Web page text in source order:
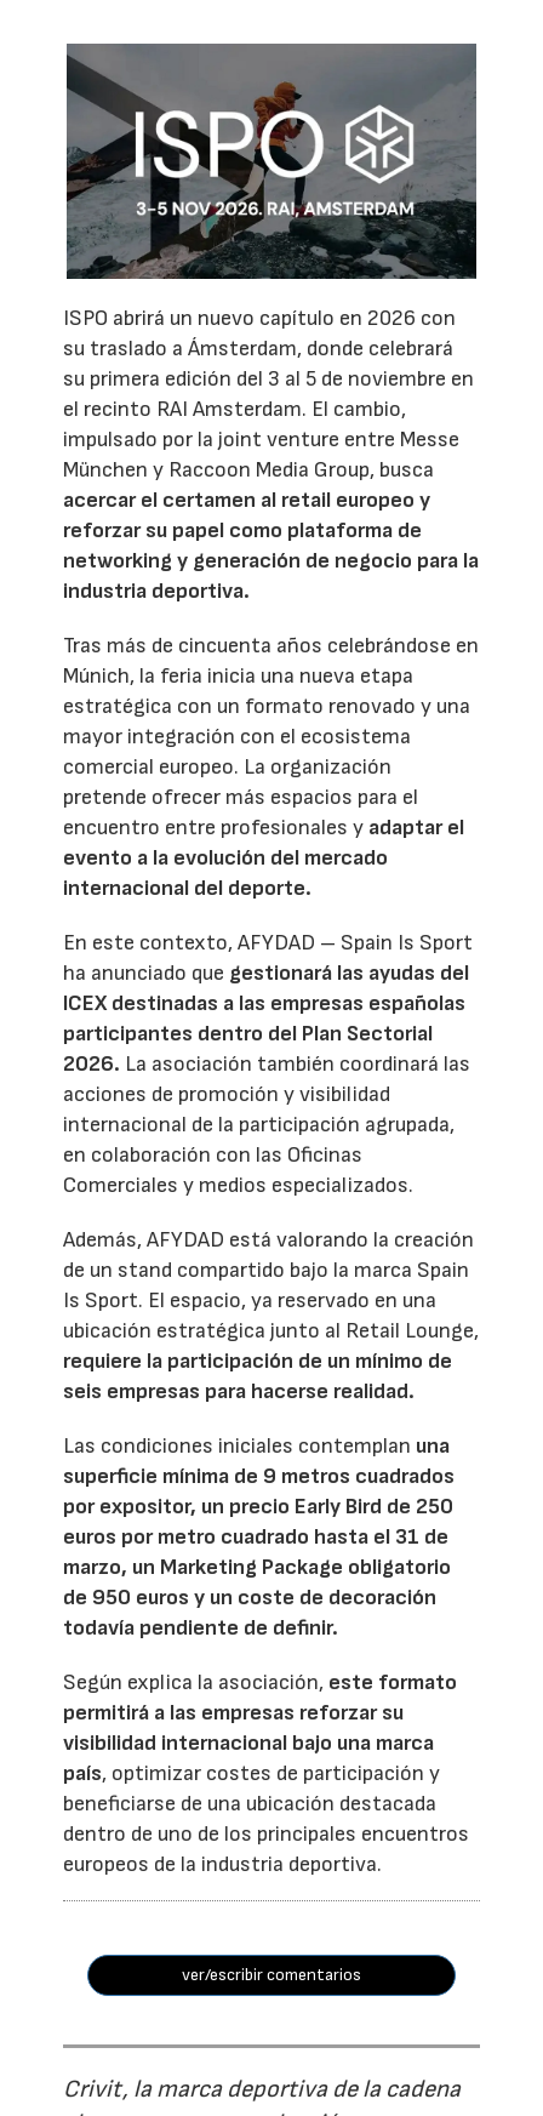
ISPO abrirá un nuevo capítulo en 2026 con
su traslado a Ámsterdam, donde celebrará
su primera edición del 3 al 5 de noviembre en
el recinto RAI Amsterdam. El cambio,
impulsado por la joint venture entre Messe
München y Raccoon Media Group, busca
acercar el certamen al retail europeo y
reforzar su papel como plataforma de
networking y generación de negocio para la
industria deportiva.
Tras más de cincuenta años celebrándose en
Múnich, la feria inicia una nueva etapa
estratégica con un formato renovado y una
mayor integración con el ecosistema
comercial europeo. La organización
pretende ofrecer más espacios para el
encuentro entre profesionales y adaptar el
evento a la evolución del mercado
internacional del deporte.
En este contexto, AFYDAD – Spain Is Sport
ha anunciado que gestionará las ayudas del
ICEX destinadas a las empresas españolas
participantes dentro del Plan Sectorial
2026. La asociación también coordinará las
acciones de promoción y visibilidad
internacional de la participación agrupada,
en colaboración con las Oficinas
Comerciales y medios especializados.
Además, AFYDAD está valorando la creación
de un stand compartido bajo la marca Spain
Is Sport. El espacio, ya reservado en una
ubicación estratégica junto al Retail Lounge,
requiere la participación de un mínimo de
seis empresas para hacerse realidad.
Las condiciones iniciales contemplan una
superficie mínima de 9 metros cuadrados
por expositor, un precio Early Bird de 250
euros por metro cuadrado hasta el 31 de
marzo, un Marketing Package obligatorio
de 950 euros y un coste de decoración
todavía pendiente de definir.
Según explica la asociación, este formato
permitirá a las empresas reforzar su
visibilidad internacional bajo una marca
país, optimizar costes de participación y
beneficiarse de una ubicación destacada
dentro de uno de los principales encuentros
europeos de la industria deportiva.
ver/escribir comentarios
Crivit, la marca deportiva de la cadena